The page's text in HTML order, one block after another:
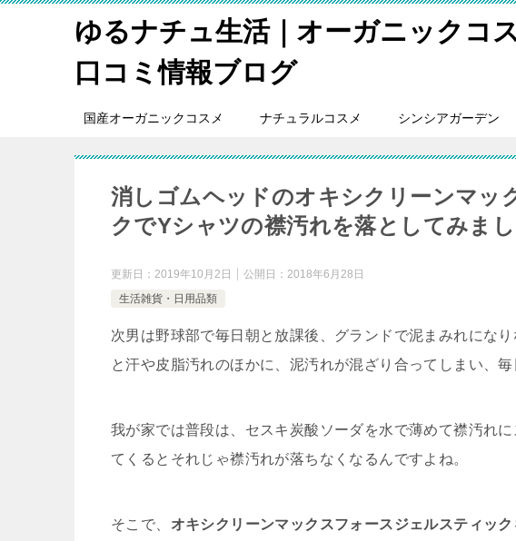
ゆるナチュ生活｜オーガニックコ
口コミ情報ブログ
国産オーガニックコスメ ナチュラルコスメ シンシアガーデン
消しゴムヘッドのオキシクリーンマッ
クでYシャツの襟汚れを落としてみま
更新日： 2019年10月2日 公開日： 2018年6月28日
生活雑貨・日用品類
次男は野球部で毎日朝と放課後、グランドで泥まみれにな
と汗や皮脂汚れのほかに、泥汚れが混ざり合ってしまい、
我が家では普段は、セスキ炭酸ソーダを水で薄めて襟汚れ
てくるとそれじゃ襟汚れが落ちなくなるんですよね。
そこで、 オキシクリーンマックスフォースジェルスティック